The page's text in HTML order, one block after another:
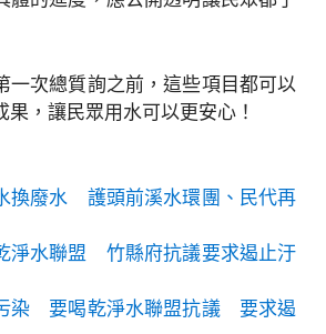
一次總質詢之前，這些項目都可以
果，讓民眾用水可以更安心！
換廢水 護頭前溪水環團、民代再
淨水聯盟 竹縣府抗議要求遏止汙
污染 要喝乾淨水聯盟抗議 要求遏